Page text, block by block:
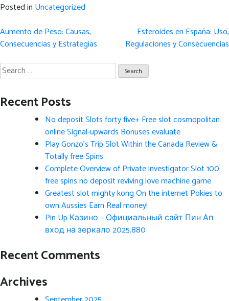
Posted in Uncategorized
Post
navigation
Aumento de Peso: Causas,
Consecuencias y Estrategias
Esteroides en España: Uso,
Regulaciones y Consecuencias
Search
for:
Recent Posts
No deposit Slots forty five+ Free slot cosmopolitan
online Signal-upwards Bonuses evaluate
Play Gonzo’s Trip Slot Within the Canada Review &
Totally free Spins
Complete Overview of Private investigator Slot 100
free spins no deposit reviving love machine game
Greatest slot mighty kong On the internet Pokies to
own Aussies Earn Real money!
Pin Up Казино – Официальный сайт Пин Ап
вход на зеркало 2025.880
Recent Comments
Archives